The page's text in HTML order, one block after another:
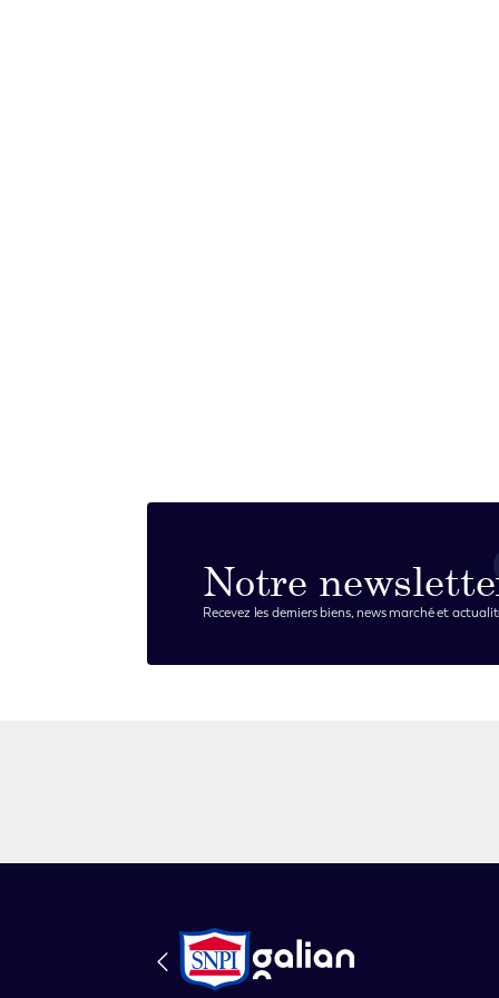
Notre
Recevez les derniers biens, news marché et